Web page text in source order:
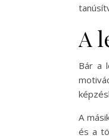
A
Bár a
A
és a